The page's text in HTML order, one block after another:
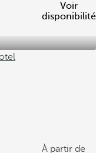
Voir
disponibilité
À partir de